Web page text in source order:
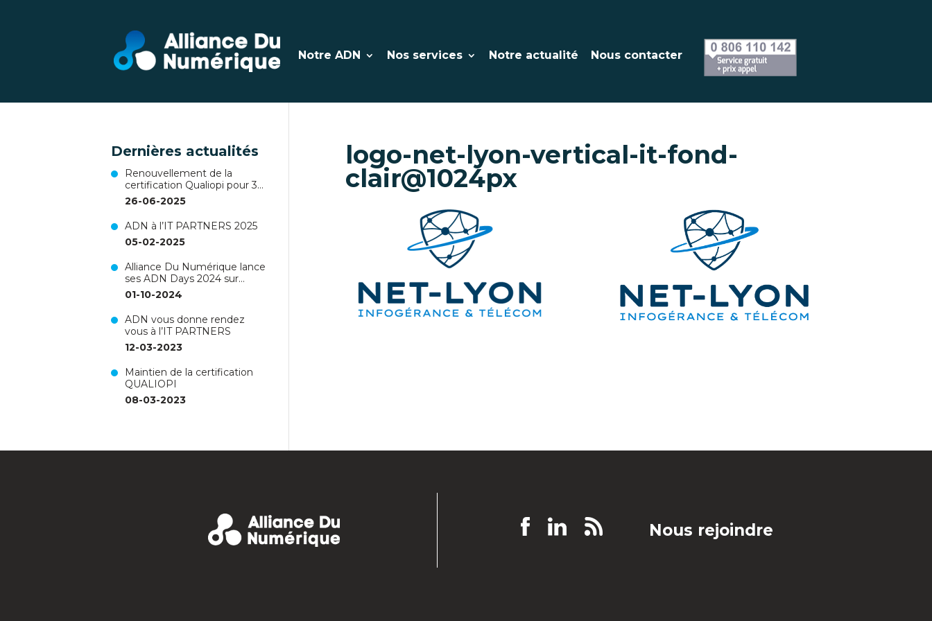
Notre ADN Nos services Notre actualité Nous contacter
logo-net-lyon-vertical-it-fond-
clair@1024px
Dernières actualités
Renouvellement de la
certification Qualiopi pour 3
ans !
26-06-2025
ADN à l’IT PARTNERS 2025
05-02-2025
Alliance Du Numérique lance
ses ADN Days 2024 sur
Nantes !
01-10-2024
ADN vous donne rendez
vous à l’IT PARTNERS
12-03-2023
Maintien de la certification
QUALIOPI
08-03-2023
Nous rejoindre